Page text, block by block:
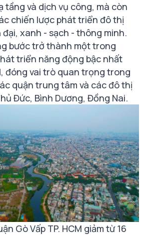
tầng và dịch vụ công, mà còn
chiến lược phát triển đô thị
xanh - sạch - thông minh.
bước trở thành một trong
triển năng động bậc nhất
đóng vai trò quan trọng trong
quận trung tâm và các đô thị
Đức, Bình Dương, Đồng Nai.
Gò Vấp TP. HCM giảm từ 16